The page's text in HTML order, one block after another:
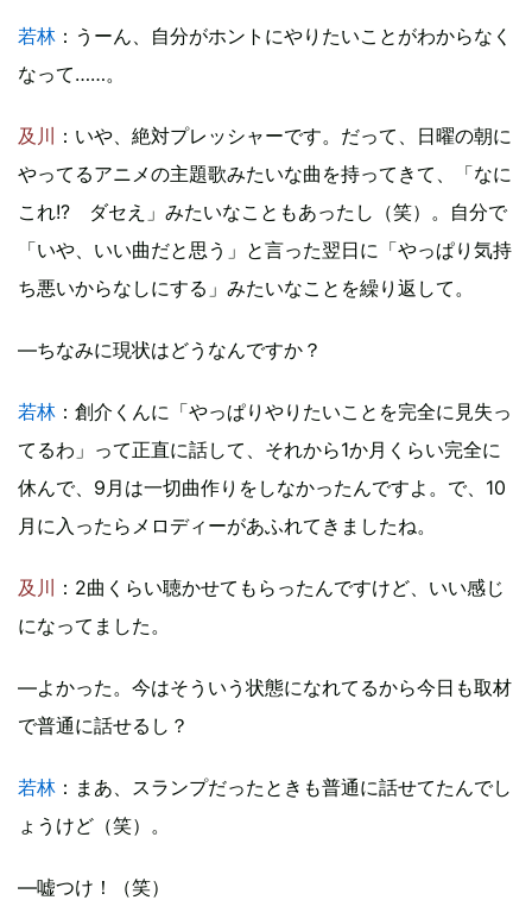
若林 ：うーん、自分がホントにやりたいことがわからなく
なって……。
及川
：いや、絶対プレッシャーです。だって、日曜の朝に
やってるアニメの主題歌みたいな曲を持ってきて、「なに
これ!? ダセえ」みたいなこともあったし（笑）。自分で
「いや、いい曲だと思う」と言った翌日に「やっぱり気持
ち悪いからなしにする」みたいなことを繰り返して。
―ちなみに現状はどうなんですか？
若林 ：創介くんに「やっぱりやりたいことを完全に見失っ
てるわ」って正直に話して、それから1か月くらい完全に
休んで、9月は一切曲作りをしなかったんですよ。で、10
月に入ったらメロディーがあふれてきましたね。
及川
：2曲くらい聴かせてもらったんですけど、いい感じ
になってました。
―よかった。今はそういう状態になれてるから今日も取材
で普通に話せるし？
若林 ：まあ、スランプだったときも普通に話せてたんでし
ょうけど（笑）。
―嘘つけ！（笑）